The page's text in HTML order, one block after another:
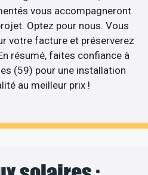
vous accompagneront
Optez pour nous. Vous
votre facture et préserverez
résumé, faites confiance à
(59) pour une installation
au meilleur prix !